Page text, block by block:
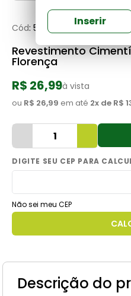
Inserir
Cód:580457
Revestimento
Florença
R$ 26,99à vista
ou R$ 26,99 em até 2x de R$
Não sei meu CEP
Descrição do
revestimento
5º
argamassa
6º
telha
cimento
vaso sanitário